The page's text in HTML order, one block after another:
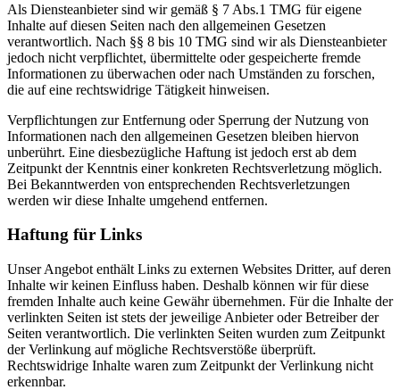
Als Diensteanbieter sind wir gemäß § 7 Abs.1 TMG für eigene
Inhalte auf diesen Seiten nach den allgemeinen Gesetzen
verantwortlich. Nach §§ 8 bis 10 TMG sind wir als Diensteanbieter
jedoch nicht verpflichtet, übermittelte oder gespeicherte fremde
Informationen zu überwachen oder nach Umständen zu forschen,
die auf eine rechtswidrige Tätigkeit hinweisen.
Verpflichtungen zur Entfernung oder Sperrung der Nutzung von
Informationen nach den allgemeinen Gesetzen bleiben hiervon
unberührt. Eine diesbezügliche Haftung ist jedoch erst ab dem
Zeitpunkt der Kenntnis einer konkreten Rechtsverletzung möglich.
Bei Bekanntwerden von entsprechenden Rechtsverletzungen
werden wir diese Inhalte umgehend entfernen.
Haftung für Links
Unser Angebot enthält Links zu externen Websites Dritter, auf deren
Inhalte wir keinen Einfluss haben. Deshalb können wir für diese
fremden Inhalte auch keine Gewähr übernehmen. Für die Inhalte der
verlinkten Seiten ist stets der jeweilige Anbieter oder Betreiber der
Seiten verantwortlich. Die verlinkten Seiten wurden zum Zeitpunkt
der Verlinkung auf mögliche Rechtsverstöße überprüft.
Rechtswidrige Inhalte waren zum Zeitpunkt der Verlinkung nicht
erkennbar.